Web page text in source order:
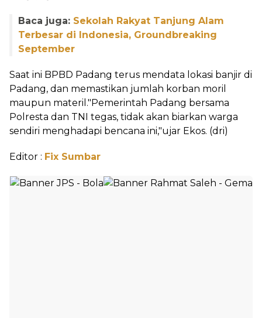
Baca juga: Sekolah Rakyat Tanjung Alam
Terbesar di Indonesia, Groundbreaking
September
Saat ini BPBD Padang terus mendata lokasi banjir di
Padang, dan memastikan jumlah korban moril
maupun materil."Pemerintah Padang bersama
Polresta dan TNI tegas, tidak akan biarkan warga
sendiri menghadapi bencana ini,"ujar Ekos. (dri)
Editor : Fix Sumbar